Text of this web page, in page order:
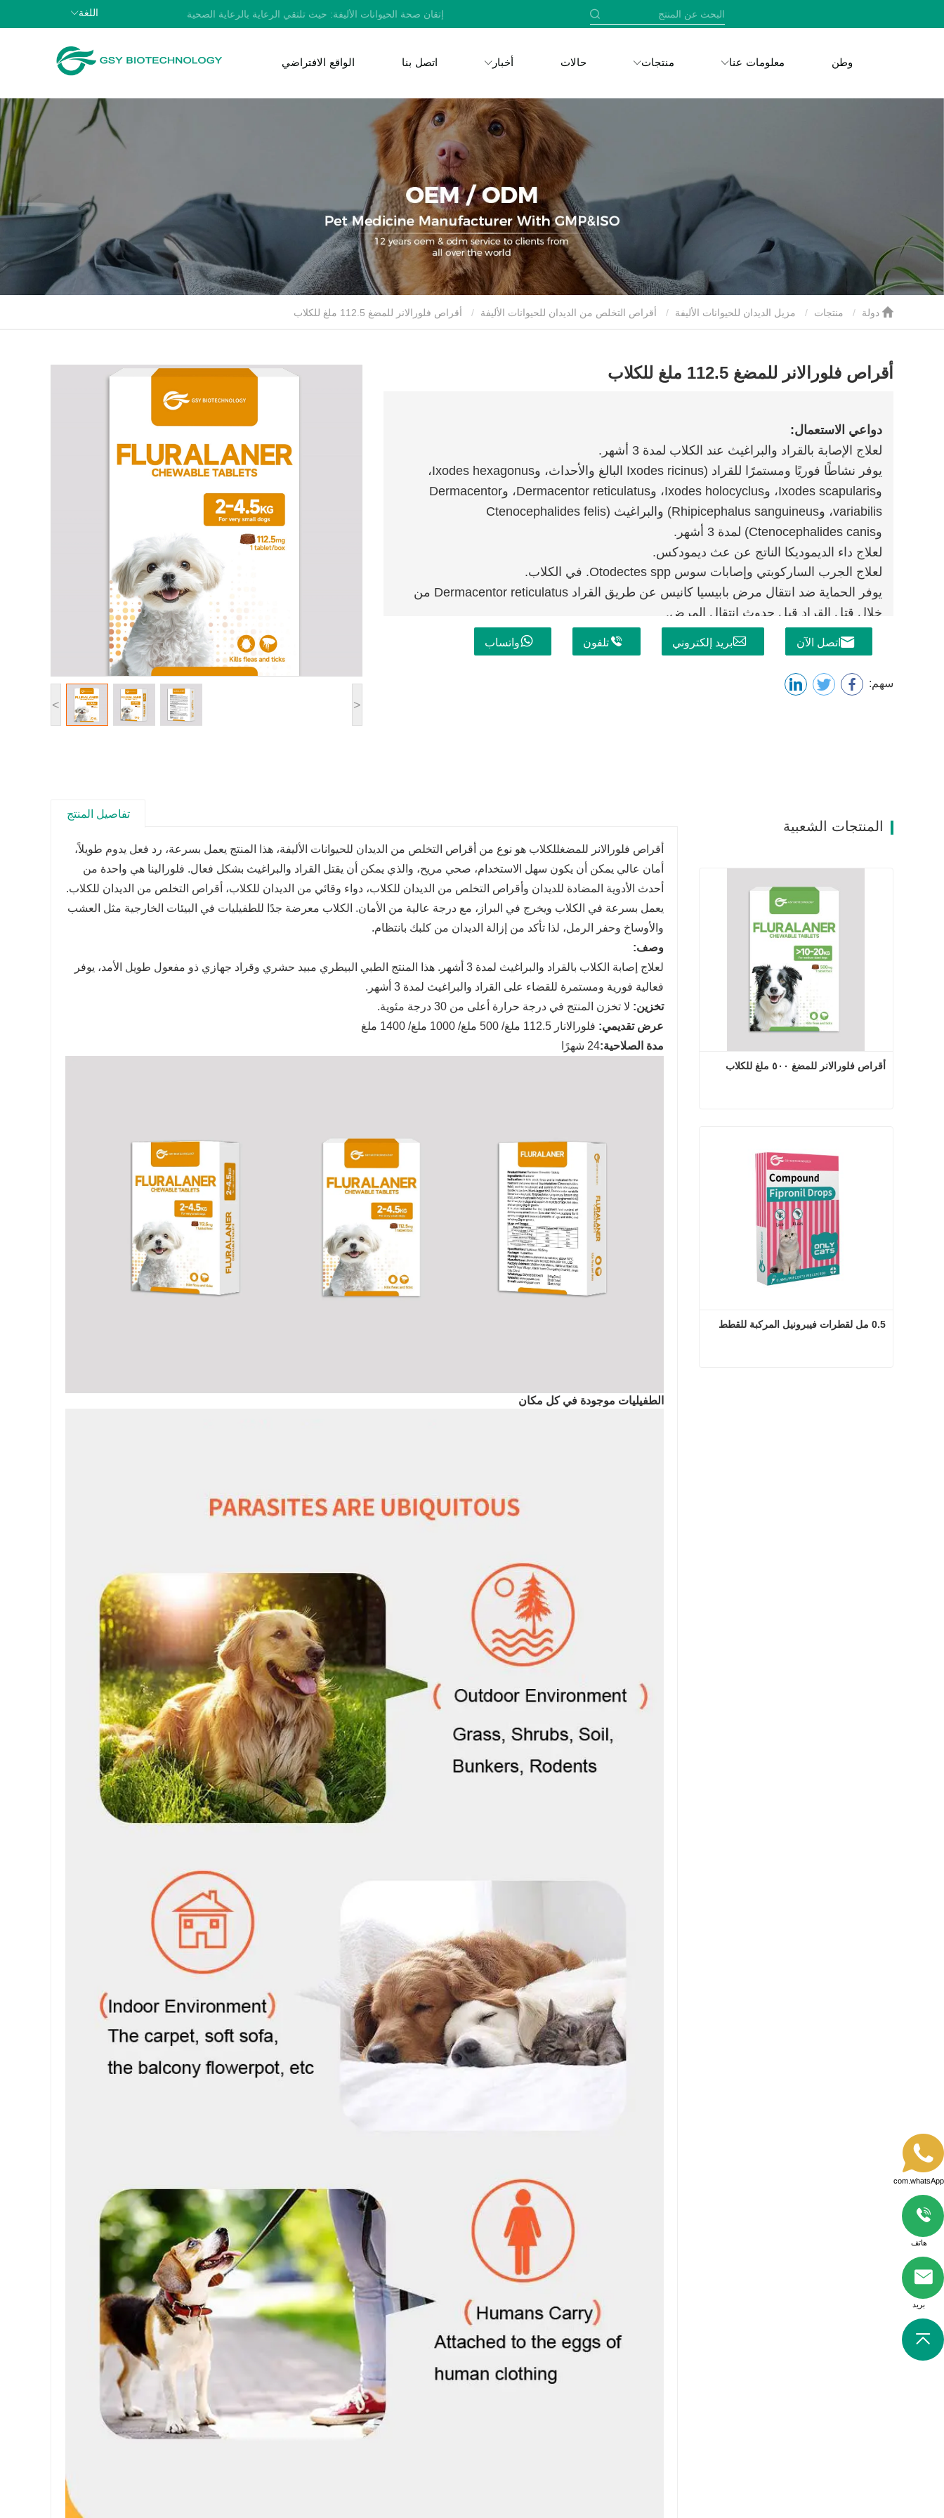
إتقان صحة الحيوانات الأليفة: حيث تلتقي الرعاية بالرعاية الصحية اللغة
وطن معلومات عنا منتجات حالات أخبار اتصل بنا الواقع الافتراضي
منتجات مزيل الديدان للحيوانات الأليفة أقراص التخلص من الديدان للحيوانات الأليفة
< >
أقراص فلورالانر للمضغ 112.5 ملغ للكلاب
دواعي الاستعمال:
لعلاج الإصابة بالقراد والبراغيث عند الكلاب لمدة 3 أشهر.
يوفر نشاطًا فوريًا ومستمرًا للقراد (Ixodes ricinus البالغ والأحداث، وIxodes hexagonus،
وIxodes scapularis، وIxodes holocyclus، وDermacentor reticulatus، وDermacentor
variabilis، وRhipicephalus sanguineus) والبراغيث (Ctenocephalides felis
وCtenocephalides canis) لمدة 3 أشهر.
لعلاج داء الديموديكا الناتج عن عث ديمودكس.
لعلاج الجرب الساركوبتي وإصابات سوس Otodectes spp. في الكلاب.
يوفر الحماية ضد انتقال مرض بابيسيا كانيس عن طريق القراد Dermacentor reticulatus من
خلال قتل القراد قبل حدوث انتقال المرض.
اتصل الآن بريد إلكتروني تلفون واتساب
سهم:
تفاصيل المنتج
أقراص فلورالانر للمضغللكلاب هو نوع من أقراص التخلص من الديدان للحيوانات الأليفة، هذا المنتج يعمل بسرعة، رد فعل يدوم طويلاً،
أمان عالي يمكن أن يكون سهل الاستخدام، صحي مريح، والذي يمكن أن يقتل القراد والبراغيث بشكل فعال. فلورالينا هي واحدة من
أحدث الأدوية المضادة للديدان و أقراص التخلص من الديدان للكلاب، دواء وقائي من الديدان للكلاب، أقراص التخلص من الديدان للكلاب.
يعمل بسرعة في الكلاب ويخرج في البراز، مع درجة عالية من الأمان. الكلاب معرضة جدًا للطفيليات في البيئات الخارجية مثل العشب
والأوساخ وحفر الرمل، لذا تأكد من إزالة الديدان من كلبك بانتظام.
وصف:
لعلاج إصابة الكلاب بالقراد والبراغيث لمدة 3 أشهر. هذا المنتج الطبي البيطري مبيد حشري وقراد جهازي ذو مفعول طويل الأمد، يوفر
فعالية فورية ومستمرة للقضاء على القراد والبراغيث لمدة 3 أشهر.
تخزين: لا تخزن المنتج في درجة حرارة أعلى من 30 درجة مئوية.
عرض تقديمي: فلورالانار 112.5 ملغ/ 500 ملغ/ 1000 ملغ/ 1400 ملغ
مدة الصلاحية:24 شهرًا
الطفيليات موجودة في كل مكان
المنتجات الشعبية
أقراص فلورالانر للمضغ ٥٠٠ ملغ للكلاب
اتصل الآن
0.5 مل لقطرات فيبرونيل المركبة للقطط
com.whatsApp
هاتف
بريد